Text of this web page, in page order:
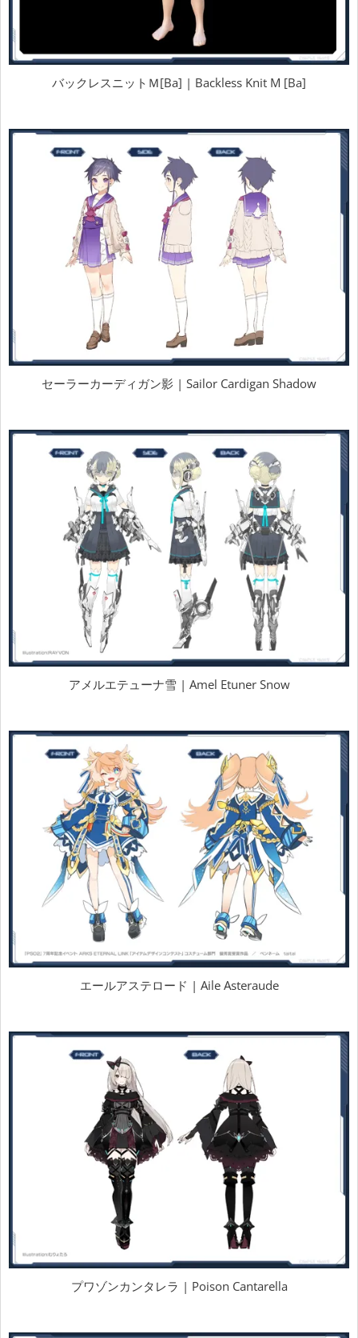
バックレスニットＭ[Ba] | Backless Knit M [Ba]
セーラーカーディガン影 | Sailor Cardigan Shadow
アメルエテューナ雪 | Amel Etuner Snow
エールアステロード | Aile Asteraude
プワゾンカンタレラ | Poison Cantarella